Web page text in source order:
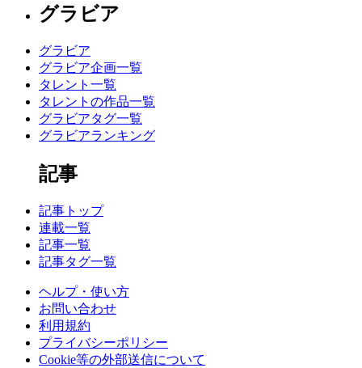
グラビア
グラビア
グラビア企画一覧
タレント一覧
タレントの作品一覧
グラビアタグ一覧
グラビアランキング
記事
記事トップ
連載一覧
記事一覧
記事タグ一覧
ヘルプ・使い方
お問い合わせ
利用規約
プライバシーポリシー
Cookie等の外部送信について